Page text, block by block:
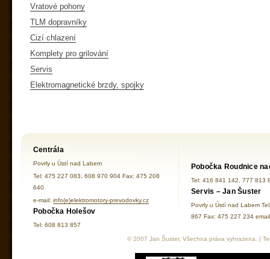
Vratové pohony
TLM dopravníky
Cizí chlazení
Komplety pro grilování
Servis
Elektromagnetické brzdy, spojky
Centrála
Povrly u Ústí nad Labem
Tel: 475 227 083, 608 970 904 Fax: 475 208
640
e-mail: info(e)elektromotory-prevodovky.cz
Pobočka Holešov
Tel: 608 813 857
Pobočka Roudnice
Tel: 416 841 142, 777 813
Servis – Jan Šuster
Povrly u Ústí nad Labem
867 Fax: 475 227 234
© 2007 Jan Šuster, Všechna práva vyhrazena. |